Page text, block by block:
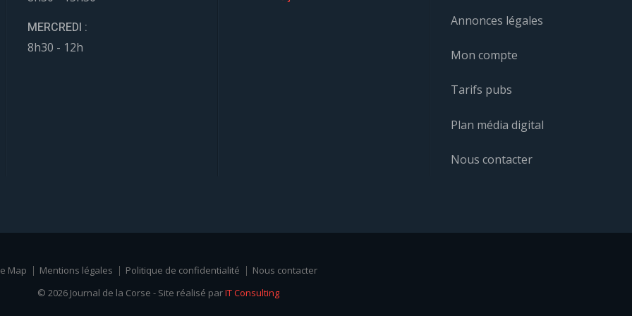
MERCREDI :
8h30 - 12h
Annonces légales
Mon compte
Tarifs pubs
Plan média digital
Nous contacter
Map Mentions légales Politique de confidentialité
Nous contacter
© 2026 Journal de la Corse - Site réalisé parIT Consulting